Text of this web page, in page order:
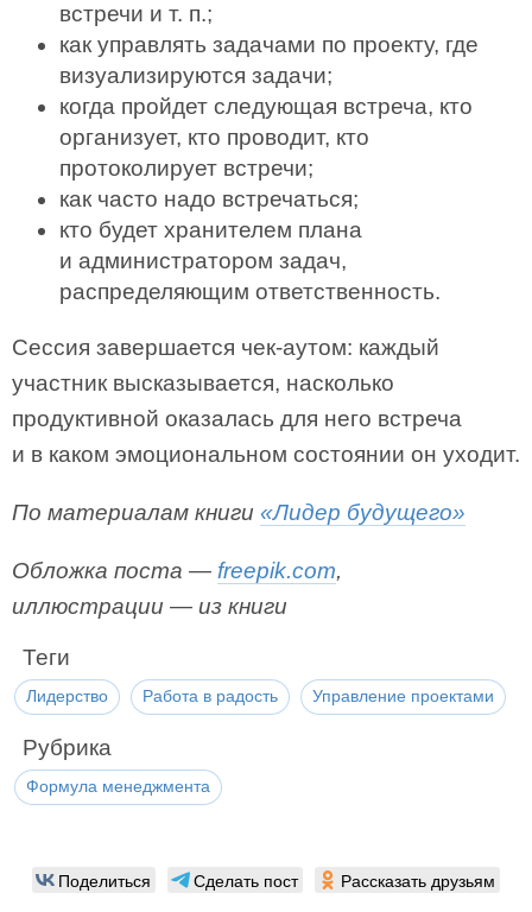
встречи и т. п.;
как управлять задачами по проекту, где
визуализируются задачи;
когда пройдет следующая встреча, кто
организует, кто проводит, кто
протоколирует встречи;
как часто надо встречаться;
кто будет хранителем плана
и администратором задач,
распределяющим ответственность.
Сессия завершается чек-аутом: каждый
участник высказывается, насколько
продуктивной оказалась для него встреча
и в каком эмоциональном состоянии он уходит.
По материалам книги «Лидер будущего»
Обложка поста — freepik.com,
иллюстрации — из книги
Теги
Лидерство Работа в радость Управление проектами
Рубрика
Формула менеджмента
Поделиться Сделать пост Рассказать друзьям